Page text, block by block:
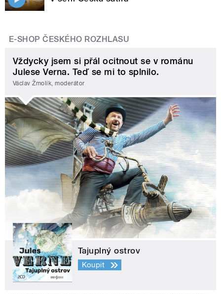
E-SHOP ČESKÉHO ROZHLASU
Vždycky jsem si přál ocitnout se v románu
Julese Verna. Teď se mi to splnilo.
Václav Žmolík, moderátor
Tajuplný ostrov
Koupit